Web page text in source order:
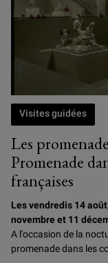
Les
Promenade
françaises
Visites guidées
Les vendredis 14
novembre et 11
A l'occasion de la
promenade dans les